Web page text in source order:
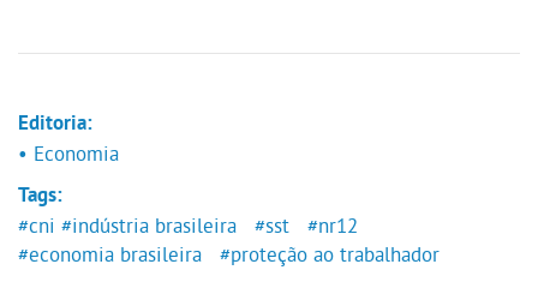
Editoria:
• Economia
Tags:
#cni #indústria brasileira #sst
#nr12
#economia brasileira
#proteção ao trabalhador